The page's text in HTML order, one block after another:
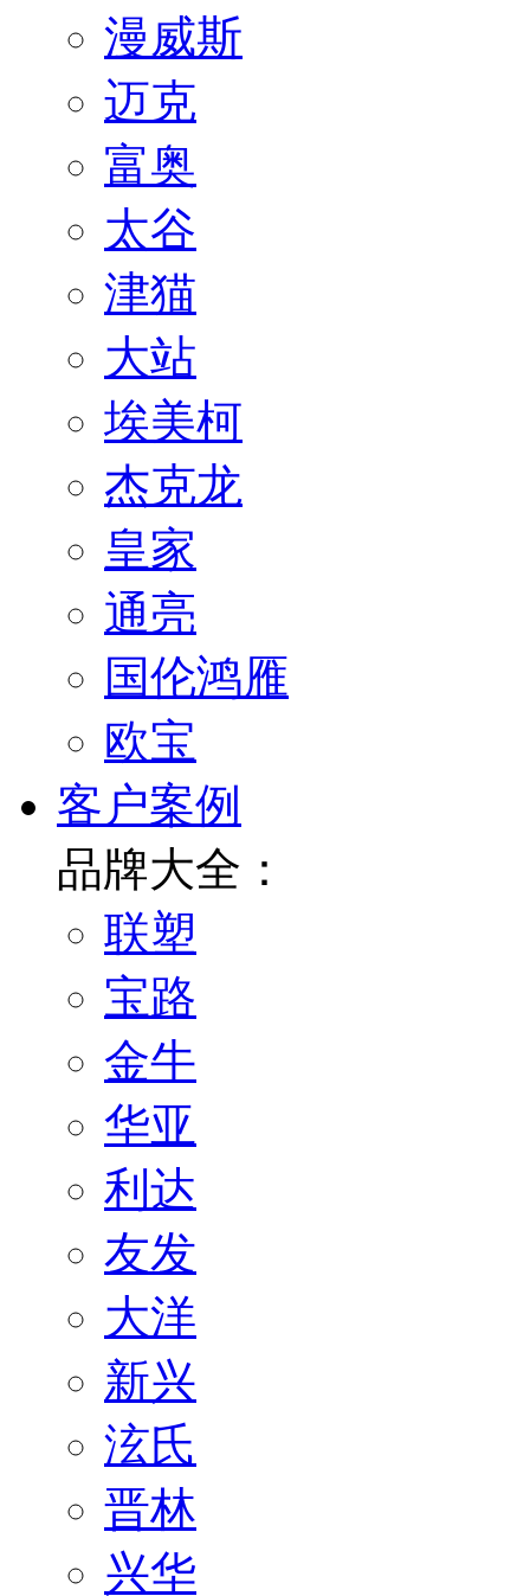
漫威斯
迈克
富奥
太谷
津猫
大站
埃美柯
杰克龙
皇家
通亮
国伦鸿雁
欧宝
客户案例
品牌大全：
联塑
宝路
金牛
华亚
利达
友发
大洋
新兴
泫氏
晋林
兴华